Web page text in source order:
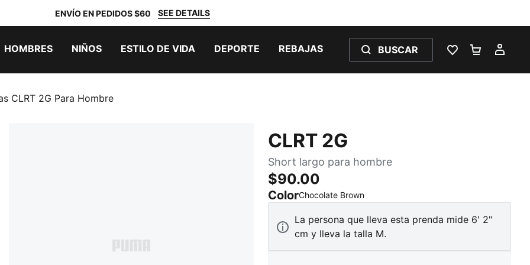
ENVÍO EN PEDIDOS $60 SEE DETAILS
HOMBRES NIÑOS ESTILO DE VIDA DEPORTE REBAJAS BUSCAR
LISTA DE
CLRT 2G Para Hombre
CLRT 2G
Short largo para hombre
$90.00
ColorChocolate Brown:
La persona que lleva esta prenda mide 6' 2"
cm y lleva la talla M.